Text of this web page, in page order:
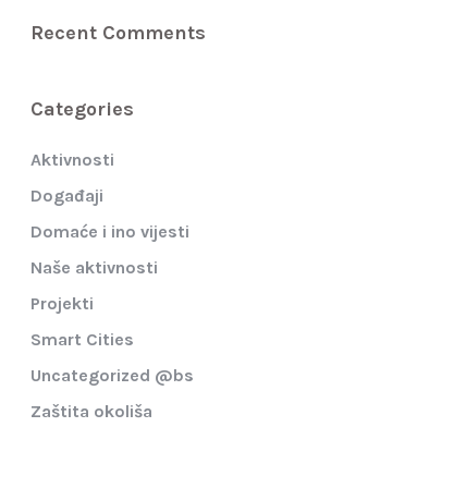
Recent Comments
Categories
Aktivnosti
Događaji
Domaće i ino vijesti
Naše aktivnosti
Projekti
Smart Cities
Uncategorized @bs
Zaštita okoliša